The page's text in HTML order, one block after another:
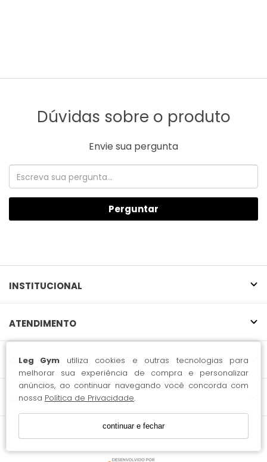
Leg Gym utiliza cookies e outras tecnologias para
melhorar sua experiência de compra e personalizar
anúncios, ao continuar navegando você concorda com
nossa Política de Privacidade.
continuar e fechar
Dúvidas sobre o produto
Envie sua pergunta
Perguntar
INSTITUCIONAL
ATENDIMENTO
CONTATO
SELOS